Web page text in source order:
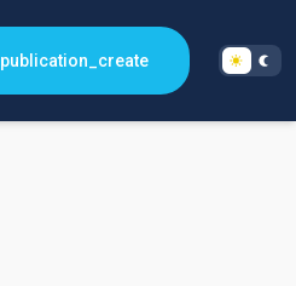
publication_create